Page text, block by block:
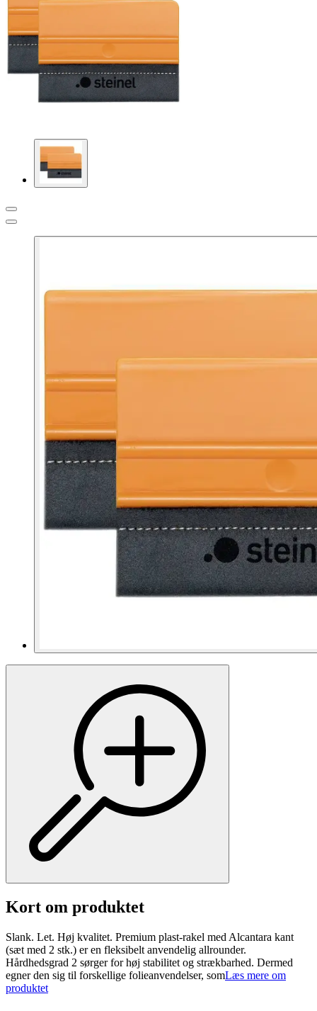
Kort om produktet
Slank. Let. Høj kvalitet. Premium plast-rakel med Alcantara kant
(sæt med 2 stk.) er en fleksibelt anvendelig allrounder.
Hårdhedsgrad 2 sørger for høj stabilitet og strækbarhed. Dermed
egner den sig til forskellige folieanvendelser, somLæs mere om
produktet